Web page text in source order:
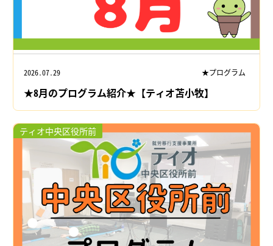
2026.07.29 ★プログラム
★8月のプログラム紹介★【ティオ苫小牧】
ティオ中央区役所前